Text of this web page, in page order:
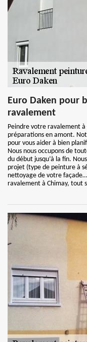
Euro Daken pour
ravalement
Peindre votre ravalement
préparations en amont.
pour vous aider à bien
Nous nous occupons de
du début jusqu’à la fin.
projet (type de peinture à
nettoyage de votre
ravalement à Chimay, tout